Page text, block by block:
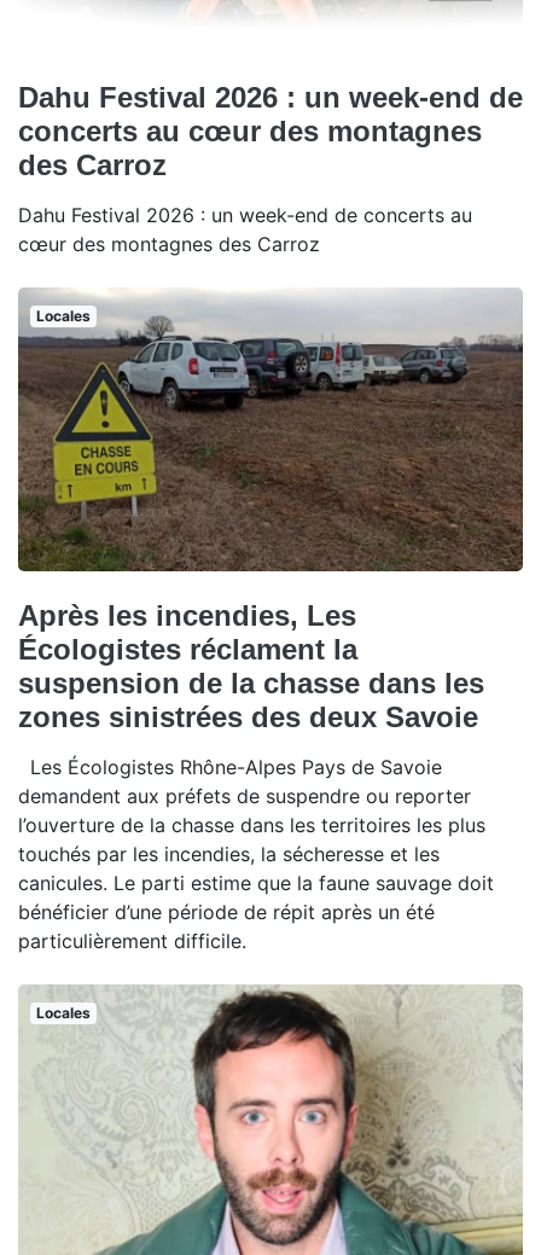
Dahu Festival 2026 : un week-end de
concerts au cœur des montagnes
des Carroz
Dahu Festival 2026 : un week-end de concerts au
cœur des montagnes des Carroz
Locales
Après les incendies, Les
Écologistes réclament la
suspension de la chasse dans les
zones sinistrées des deux Savoie
Les Écologistes Rhône-Alpes Pays de Savoie
demandent aux préfets de suspendre ou reporter
l’ouverture de la chasse dans les territoires les plus
touchés par les incendies, la sécheresse et les
canicules. Le parti estime que la faune sauvage doit
bénéficier d’une période de répit après un été
particulièrement difficile.
Locales